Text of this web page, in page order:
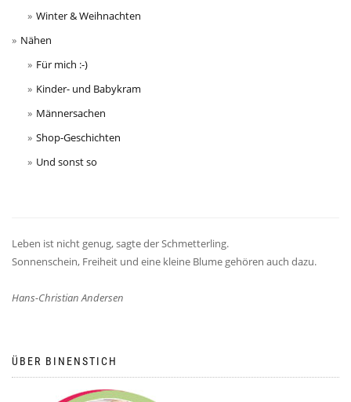
Winter & Weihnachten
Nähen
Für mich :-)
Kinder- und Babykram
Männersachen
Shop-Geschichten
Und sonst so
Leben ist nicht genug, sagte der Schmetterling.
Sonnenschein, Freiheit und eine kleine Blume gehören auch dazu.
Hans-Christian Andersen
ÜBER BINENSTICH